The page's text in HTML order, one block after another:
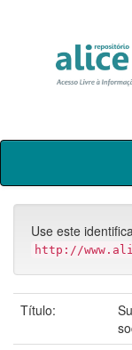
Skip
Use este
http://
Título: